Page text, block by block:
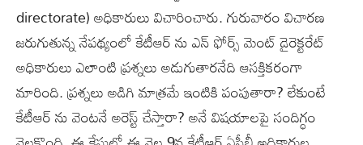
directorate) అధికారులు విచారించారు. గురువారం విచారణ
జరుగుతున్న నేపథ్యంలో కేటీఆర్ ను ఎన్ ఫోర్స్ మెంట్ డైరెక్టరేట్
అధికారులు ఎలాంటి ప్రశ్నలు అడుగుతారనేది ఆసక్తికరంగా
మారింది. ప్రశ్నలు అడిగి మాత్రమే ఇంటికి పంపుతారా? లేకుంటే
కేటీఆర్ ను వెంటనే అరెస్ట్ చేస్తారా? అనే విషయాలపై సందిగ్ధం